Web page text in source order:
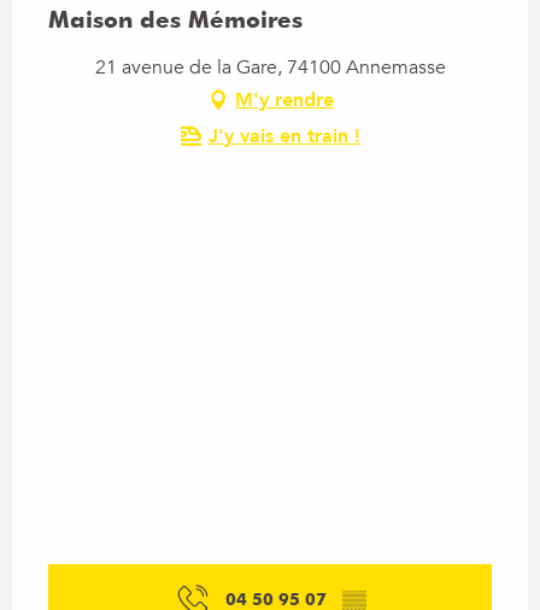
Maison des Mémoires
21 avenue de la Gare, 74100 Annemasse
M'y rendre
J'y vais en train !
04 50 95 07 ▒▒